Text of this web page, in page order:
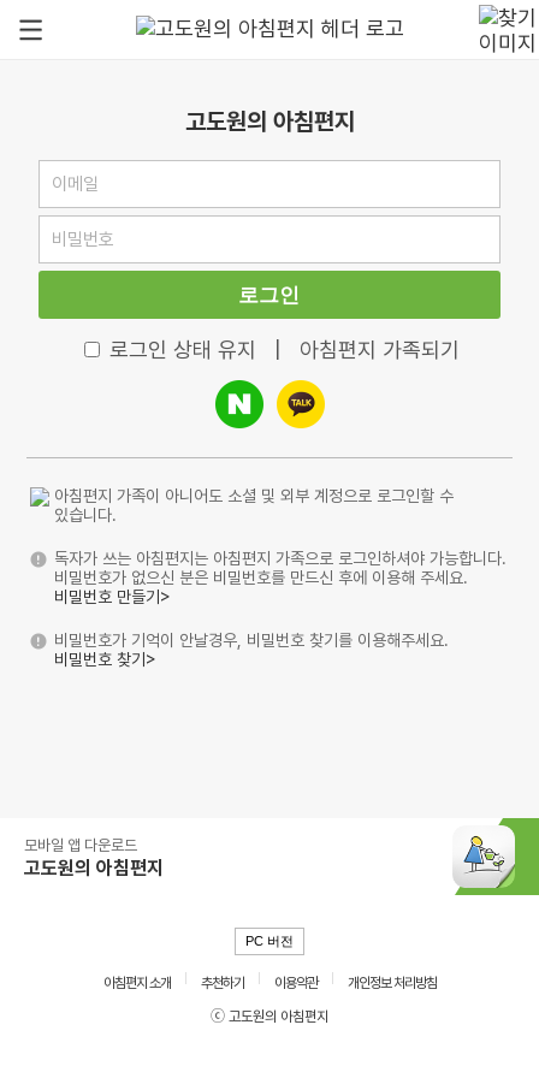
고도원의 아침편지
로그인
로그인 상태 유지 아침편지 가족되기
아침편지 가족이 아니어도 소셜 및 외부 계정으로 로그인할 수
있습니다.
독자가 쓰는 아침편지는 아침편지 가족으로 로그인하셔야 가능합니다.
비밀번호가 없으신 분은 비밀번호를 만드신 후에 이용해 주세요.
비밀번호 만들기>
비밀번호가 기억이 안날경우, 비밀번호 찾기를 이용해주세요.
비밀번호 찾기>
모바일 앱 다운로드
고도원의 아침편지
PC 버전
아침편지 소개 추천하기 이용약관
개인정보 처리방침
ⓒ 고도원의 아침편지